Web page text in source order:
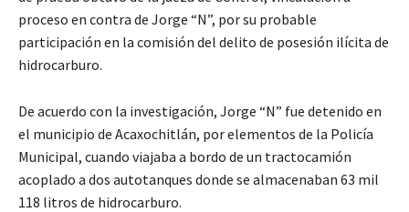
proceso en contra de Jorge “N”, por su probable
participación en la comisión del delito de posesión ilícita de
hidrocarburo.
De acuerdo con la investigación, Jorge “N” fue detenido en
el municipio de Acaxochitlán, por elementos de la Policía
Municipal, cuando viajaba a bordo de un tractocamión
acoplado a dos autotanques donde se almacenaban 63 mil
118 litros de hidrocarburo.